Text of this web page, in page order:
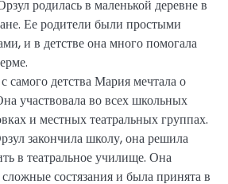
родилась в маленькой деревне в
Ее родители были простыми
и в детстве она много помогала
самого детства Мария мечтала о
участвовала во всех школьных
и местных театральных группах.
закончила школу, она решила
в театральное училище. Она
состязания и была принята в